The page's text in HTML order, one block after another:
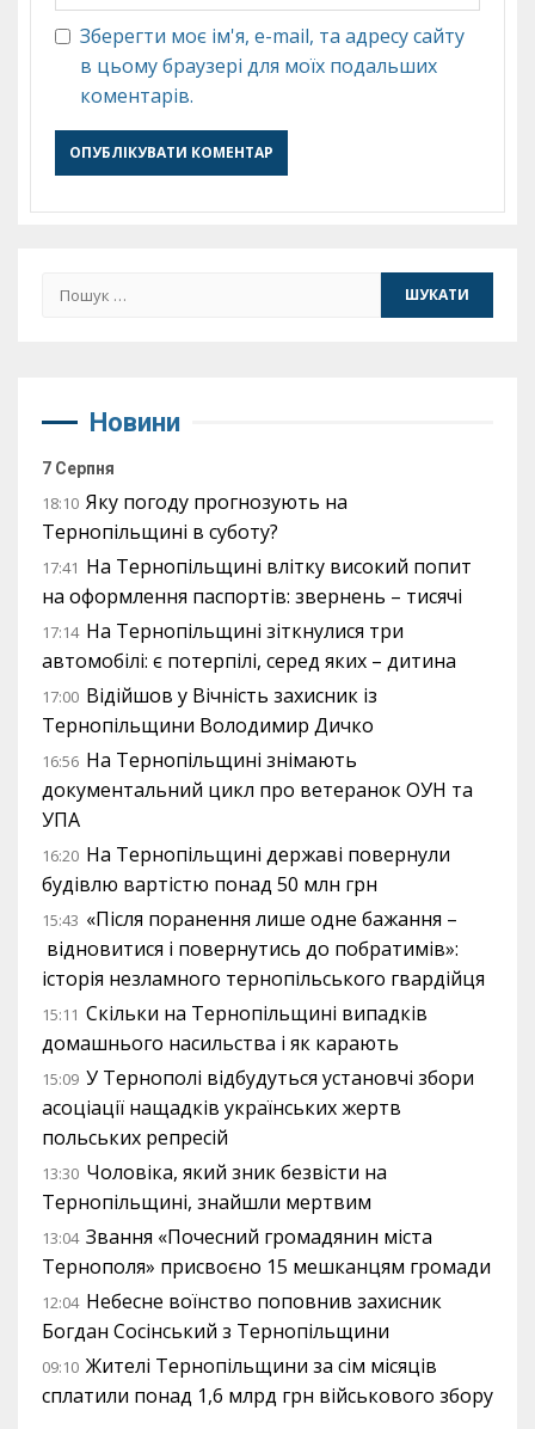
Зберегти моє ім'я, e-mail, та адресу сайту
в цьому браузері для моїх подальших
коментарів.
Пошук:
Новини
7 Серпня
18:10 Яку погоду прогнозують на
Тернопільщині в суботу?
17:41 На Тернопільщині влітку високий попит
на оформлення паспортів: звернень – тисячі
17:14 На Тернопільщині зіткнулися три
автомобілі: є потерпілі, серед яких – дитина
17:00 Відійшов у Вічність захисник із
Тернопільщини Володимир Дичко
16:56 На Тернопільщині знімають
документальний цикл про ветеранок ОУН та
УПА
16:20 На Тернопільщині державі повернули
будівлю вартістю понад 50 млн грн
15:43 «Після поранення лише одне бажання –
відновитися і повернутись до побратимів»:
історія незламного тернопільського гвардійця
15:11 Скільки на Тернопільщині випадків
домашнього насильства і як карають
15:09 У Тернополі відбудуться установчі збори
асоціації нащадків українських жертв
польських репресій
13:30 Чоловіка, який зник безвісти на
Тернопільщині, знайшли мертвим
13:04 Звання «Почесний громадянин міста
Тернополя» присвоєно 15 мешканцям громади
12:04 Небесне воїнство поповнив захисник
Богдан Сосінський з Тернопільщини
09:10 Жителі Тернопільщини за сім місяців
сплатили понад 1,6 млрд грн військового збору